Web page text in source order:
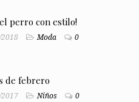
perro con estilo!
Moda 0
de febrero
Niños 0